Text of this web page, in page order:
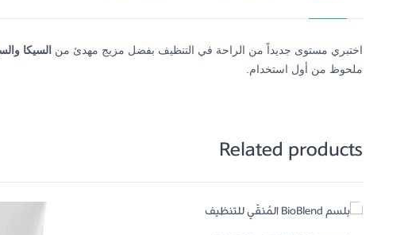
اختبري مستوى جديداً من الراحة في التنظيف بفضل مزيج مهدئ من السيكا
ملحوظ من أول استخدام.
Related products